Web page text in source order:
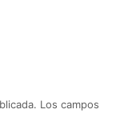
Los campos